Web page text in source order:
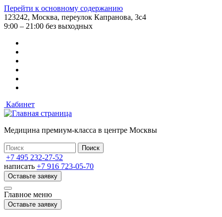
Перейти к основному содержанию
123242, Москва, переулок Капранова, 3с4
9:00 – 21:00 без выходных
Кабинет
Медицина премиум-класса в центре Москвы
+7 495 232-27-52
написать +7 916 723-05-70
Оставьте заявку
Главное меню
Оставьте заявку